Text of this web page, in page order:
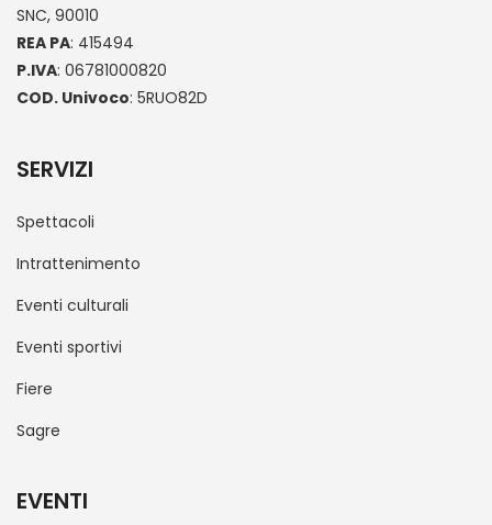
SNC, 90010
REA PA: 415494
P.IVA: 06781000820
COD. Univoco: 5RUO82D
SERVIZI
Spettacoli
Intrattenimento
Eventi culturali
Eventi sportivi
Fiere
Sagre
EVENTI